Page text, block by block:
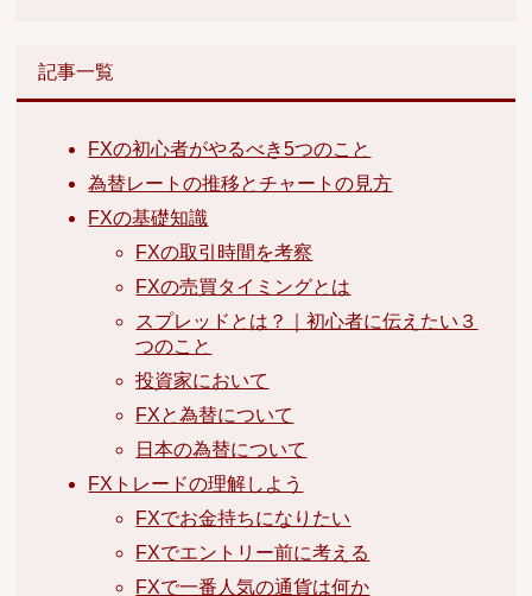
記事一覧
FXの初心者がやるべき5つのこと
為替レートの推移とチャートの見方
FXの基礎知識
FXの取引時間を考察
FXの売買タイミングとは
スプレッドとは？｜初心者に伝えたい３
つのこと
投資家において
FXと為替について
日本の為替について
FXトレードの理解しよう
FXでお金持ちになりたい
FXでエントリー前に考える
FXで一番人気の通貨は何か